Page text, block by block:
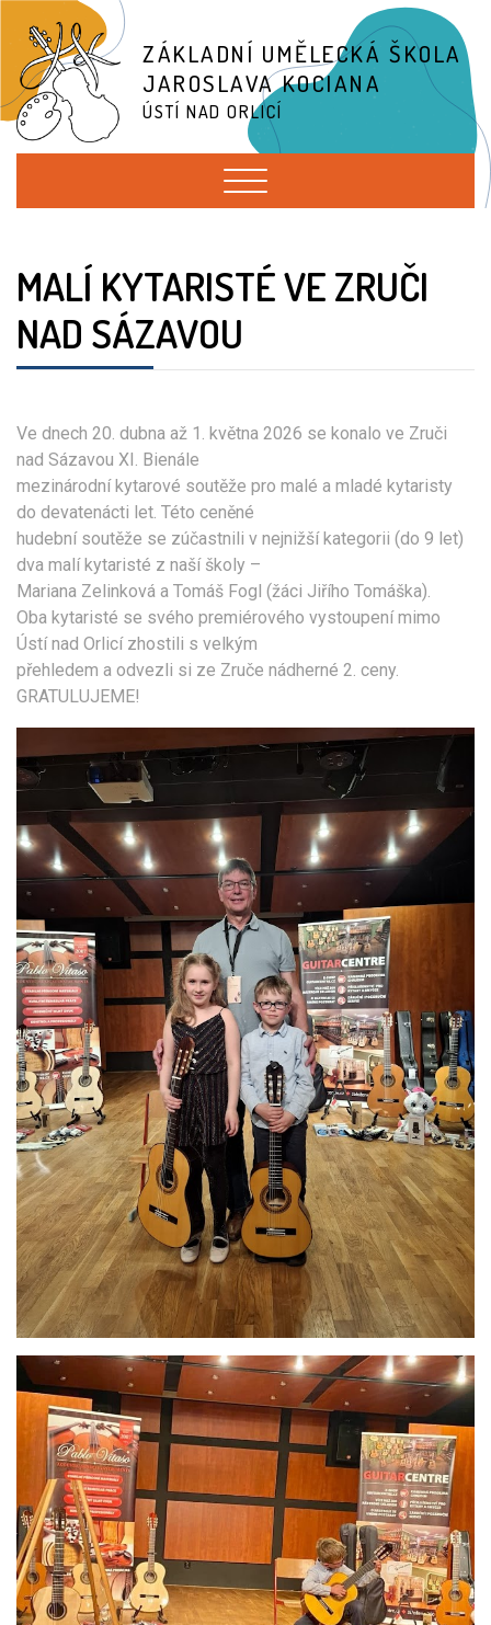
ZÁKLADNÍ UMĚLECKÁ ŠKOLA
JAROSLAVA KOCIANA
ÚSTÍ NAD ORLICÍ
MALÍ KYTARISTÉ VE ZRUČI
NAD SÁZAVOU
Ve dnech 20. dubna až 1. května 2026 se konalo ve Zruči
nad Sázavou XI. Bienále
mezinárodní kytarové soutěže pro malé a mladé kytaristy
do devatenácti let. Této ceněné
hudební soutěže se zúčastnili v nejnižší kategorii (do 9 let)
dva malí kytaristé z naší školy –
Mariana Zelinková a Tomáš Fogl (žáci Jiřího Tomáška).
Oba kytaristé se svého premiérového vystoupení mimo
Ústí nad Orlicí zhostili s velkým
přehledem a odvezli si ze Zruče nádherné 2. ceny.
GRATULUJEME!